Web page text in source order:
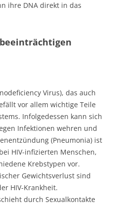
ihre DNA direkt in das
Virus), das auch
vor allem wichtige Teile
Infolgedessen kann sich
Infektionen wehren und
(Pneumonia) ist
HIV-infizierten Menschen,
Krebstypen vor.
Gewichtsverlust sind
HIV-Krankheit.
durch Sexualkontakte